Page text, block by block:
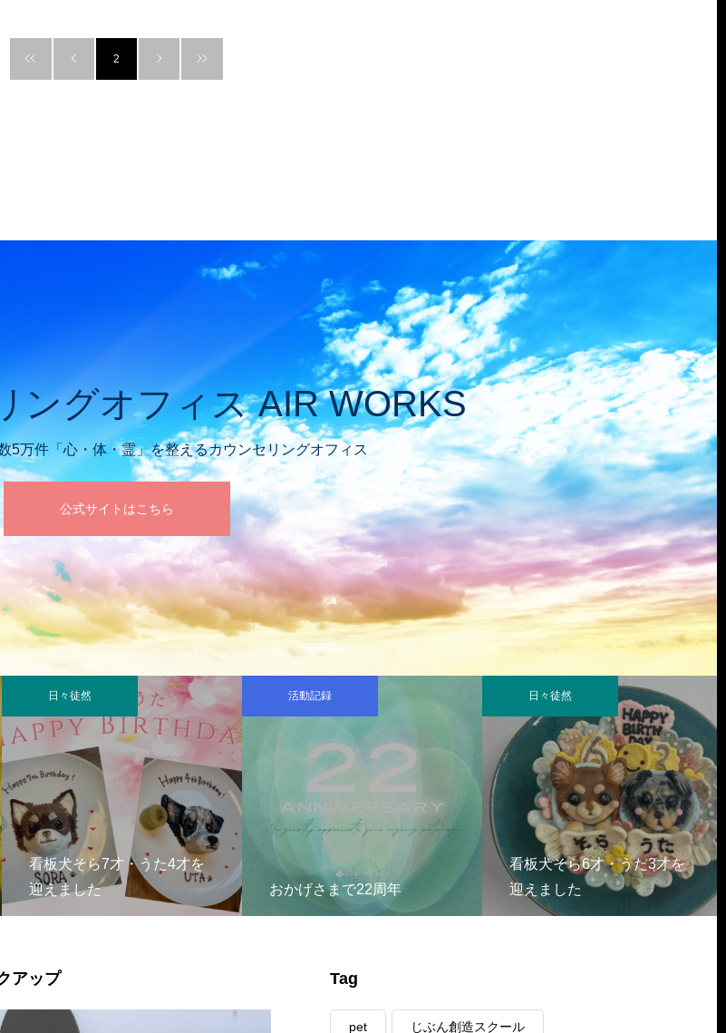
2
ングオフィス AIR WORKS
5万件「心・体・霊」を整えるカウンセリングオフィス
公式サイトはこちら
日々徒然
看板犬そら7才・うた4才を
迎えました
活動記録
おかげさまで22周年
日々徒然
看板犬そら6才・うた3才を
迎えました
アップ Tag
pet じぶん創造スクール